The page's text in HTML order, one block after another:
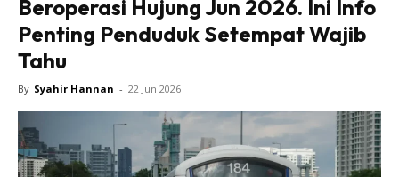
Beroperasi Hujung Jun 2026. Ini Info
Penting Penduduk Setempat Wajib
Tahu
By Syahir Hannan - 22 Jun 2026